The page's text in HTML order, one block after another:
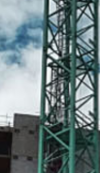
– مصر- تايلند – فرنسا